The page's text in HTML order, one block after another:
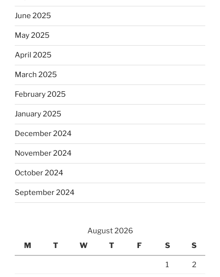
June 2025
May 2025
April 2025
March 2025
February 2025
January 2025
December 2024
November 2024
October 2024
September 2024
August 2026
M
T W T F S S
1 2